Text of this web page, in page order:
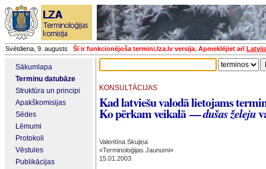
Svētdiena, 9. augusts Šī ir funkcionējoša termini.lza.lv versija. Apmeklējiet arī
Sākumlapa
Terminu datubāze
Struktūra un principi
Apakškomisijas
Sēdes
Lēmumi
Protokoli
Vēstules
Publikācijas
KONSULTĀCIJAS
Kad latviešu valodā lietojams
Ko pērkam veikalā —dušas želeju
Valentīna Skujiņa
«Terminoloģijas Jaunumi»
15.01.2003